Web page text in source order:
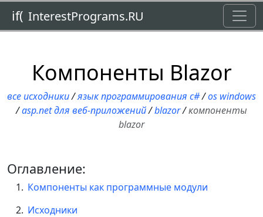
if( InterestPrograms.RU
Компоненты Blazor
все исходники/язык программирования c#/os windows
/asp.net для веб-приложений/blazor/компоненты
blazor
Оглавление:
Компоненты как программные модули
Исходники